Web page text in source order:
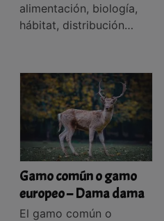
alimentación, biología,
hábitat, distribución…
Gamo común o gamo
europeo – Dama dama
El gamo común o